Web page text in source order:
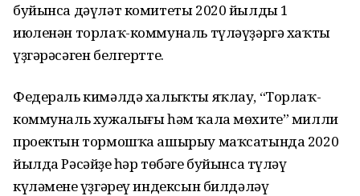
буйынса дәүләт комитеты 2020 йылдың 1
июленән торлаҡ-коммуналь түләүҙәргә хаҡтың
үҙгәрәсәген белгертте.
Федераль кимәлдә халыҡты яҡлау, “Торлаҡ-
коммуналь хужалығы һәм ҡала мөхите” милли
проектын тормошҡа ашырыу маҡсатында 2020
йылда Рәсәйҙең һәр төбәге буйынса түләү
күләменең үҙгәреү индексын билдәләү